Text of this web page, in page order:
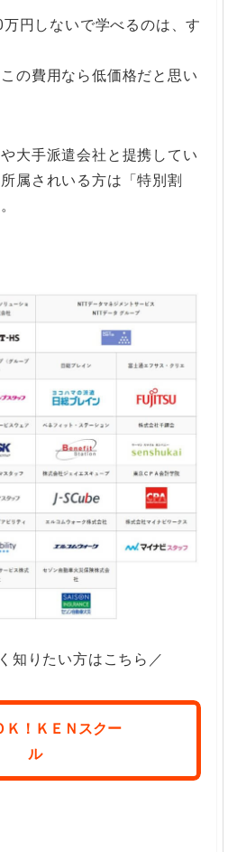
円しないで学べるのは、す
の費用なら低価格だと思い
大手派遣会社と提携してい
属されいる方は「特別割
知りたい方はこちら／
Ｋ！ＫＥＮスクー
ル